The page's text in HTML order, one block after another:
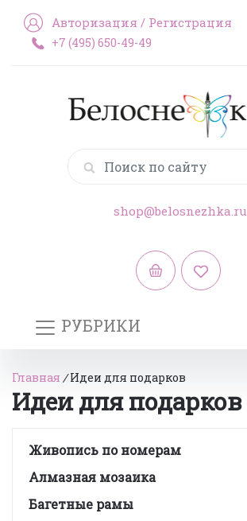
Авторизация / Регистрация
+7 (495) 650-49-49
shop@belosnezhka.ru
РУБРИКИ
Главная /Идеи для подарков
Идеи для подарков
Живопись по номерам
Алмазная мозаика
Багетные рамы